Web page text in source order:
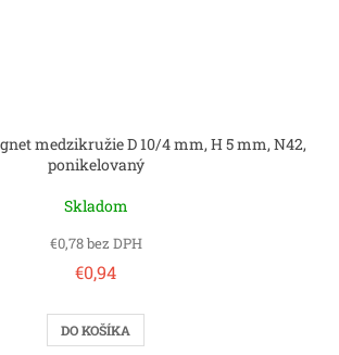
medzikružie D 10/4 mm, H 5 mm, N42,
ponikelovaný
Skladom
€0,78 bez DPH
€0,94
DO KOŠÍKA